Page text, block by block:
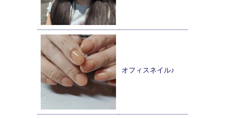
オフィスネイル♪